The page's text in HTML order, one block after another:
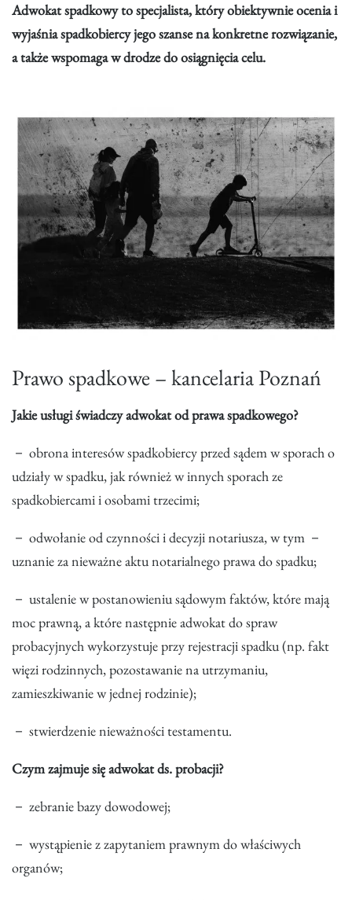
Adwokat spadkowy to specjalista, który obiektywnie ocenia i
wyjaśnia spadkobiercy jego szanse na konkretne rozwiązanie,
a także wspomaga w drodze do osiągnięcia celu.
Prawo spadkowe – kancelaria Poznań
Jakie usługi świadczy adwokat od prawa spadkowego?
－ obrona interesów spadkobiercy przed sądem w sporach o
udziały w spadku, jak również w innych sporach ze
spadkobiercami i osobami trzecimi;
－ odwołanie od czynności i decyzji notariusza, w tym －
uznanie za nieważne aktu notarialnego prawa do spadku;
－ ustalenie w postanowieniu sądowym faktów, które mają
moc prawną, a które następnie adwokat do spraw
probacyjnych wykorzystuje przy rejestracji spadku (np. fakt
więzi rodzinnych, pozostawanie na utrzymaniu,
zamieszkiwanie w jednej rodzinie);
－ stwierdzenie nieważności testamentu.
Czym zajmuje się adwokat ds. probacji?
－ zebranie bazy dowodowej;
－ wystąpienie z zapytaniem prawnym do właściwych
organów;